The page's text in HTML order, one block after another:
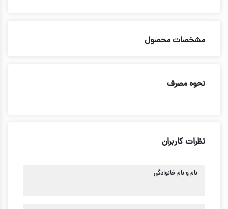
مشخصات محصول
نحوه مصرف
نظرات کاربران
نام و نام خانوادگی